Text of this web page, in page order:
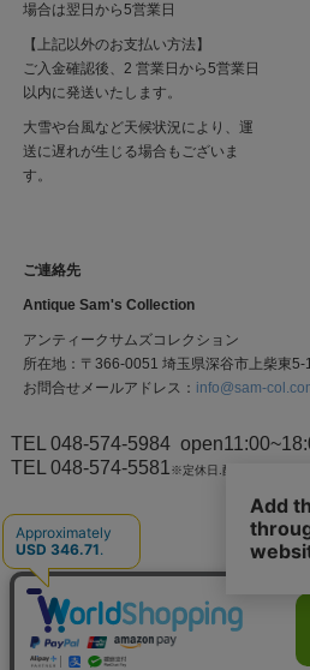
場合は翌日から5営業日
【上記以外のお支払い方法】
ご入金確認後、2 営業日から5営業日
以内に発送いたします。
大雪や台風など天候状況により、運
送に遅れが生じる場合もございま
す。
ご連絡先
Antique Sam's Collection
アンティークサムズコレクション
所在地：〒366-0051 埼玉県深谷市上柴東5-
お問合せメールアドレス： info@sam-
TEL 048-574-5984
TEL 048-574-5581 ※定休日.配達中など上記